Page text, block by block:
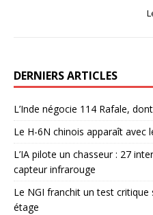
DERNIERS ARTICLES
L’Inde négocie 114 Rafale,
Le H-6N chinois apparaît avec
L’IA pilote un chasseur : 27
capteur infrarouge
Le NGI franchit un test
étage